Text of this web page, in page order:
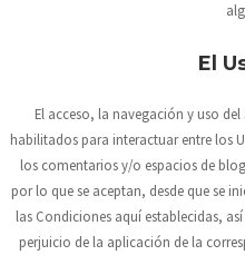
El
El acceso, la navegación y uso
habilitados para interactuar entre los
los comentarios y/o espacios de
por lo que se aceptan, desde que se
las Condiciones aquí establecidas,
perjuicio de la aplicación de la